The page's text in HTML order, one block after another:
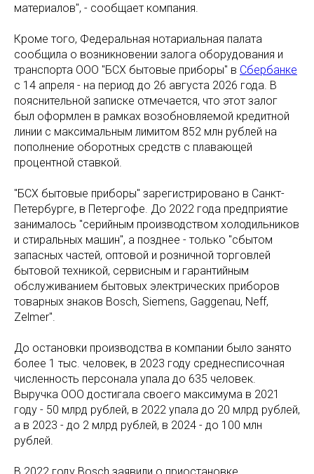
материалов", - сообщает компания.
Кроме того, Федеральная нотариальная палата
сообщила о возникновении залога оборудования и
транспорта ООО "БСХ бытовые приборы" в Сбербанке
с 14 апреля - на период до 26 августа 2026 года. В
пояснительной записке отмечается, что этот залог
был оформлен в рамках возобновляемой кредитной
линии с максимальным лимитом 852 млн рублей на
пополнение оборотных средств с плавающей
процентной ставкой.
"БСХ бытовые приборы" зарегистрировано в Санкт-
Петербурге, в Петергофе. До 2022 года предприятие
занималось "серийным производством холодильников
и стиральных машин", а позднее - только "сбытом
запасных частей, оптовой и розничной торговлей
бытовой техникой, сервисным и гарантийным
обслуживанием бытовых электрических приборов
товарных знаков Bosch, Siemens, Gaggenau, Neff,
Zelmer".
До остановки производства в компании было занято
более 1 тыс. человек, в 2023 году среднесписочная
численность персонала упала до 635 человек.
Выручка ООО достигала своего максимума в 2021
году - 50 млрд рублей, в 2022 упала до 20 млрд рублей,
а в 2023 - до 2 млрд рублей, в 2024 - до 100 млн
рублей.
В 2022 году Bosch заявили о приостановке